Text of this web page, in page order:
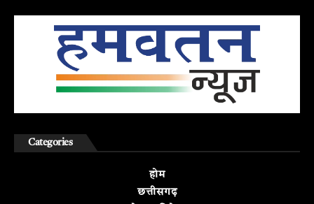
Categories
होम
छत्तीसगढ़